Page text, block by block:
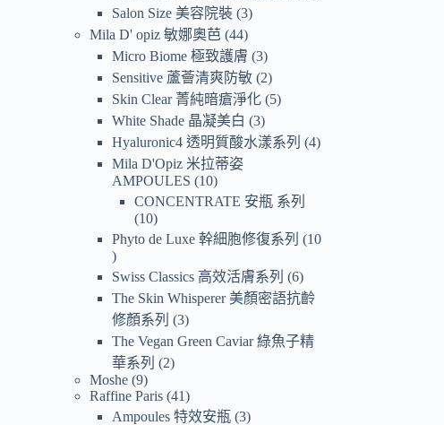
Salon Size 美容院裝 3
Mila D' opiz 敏娜奧芭 44
Micro Biome 極致護膚 3
Sensitive 蘆薈清爽防敏 2
Skin Clear 菁純暗瘡淨化 5
White Shade 晶凝美白
3
Hyaluronic4 透明質酸水漾系列
4
Mila D'Opiz 米拉蒂姿
AMPOULES
10
CONCENTRATE 安瓶 系列
10
Phyto de Luxe 幹細胞修復系列
10
Swiss Classics 高效活膚系列
6
The Skin Whisperer 美顏密語抗齡
修顏系列
3
The Vegan Green Caviar 綠魚子精
華系列
2
Moshe 9
Raffine Paris 41
Ampoules 特效安瓶 3